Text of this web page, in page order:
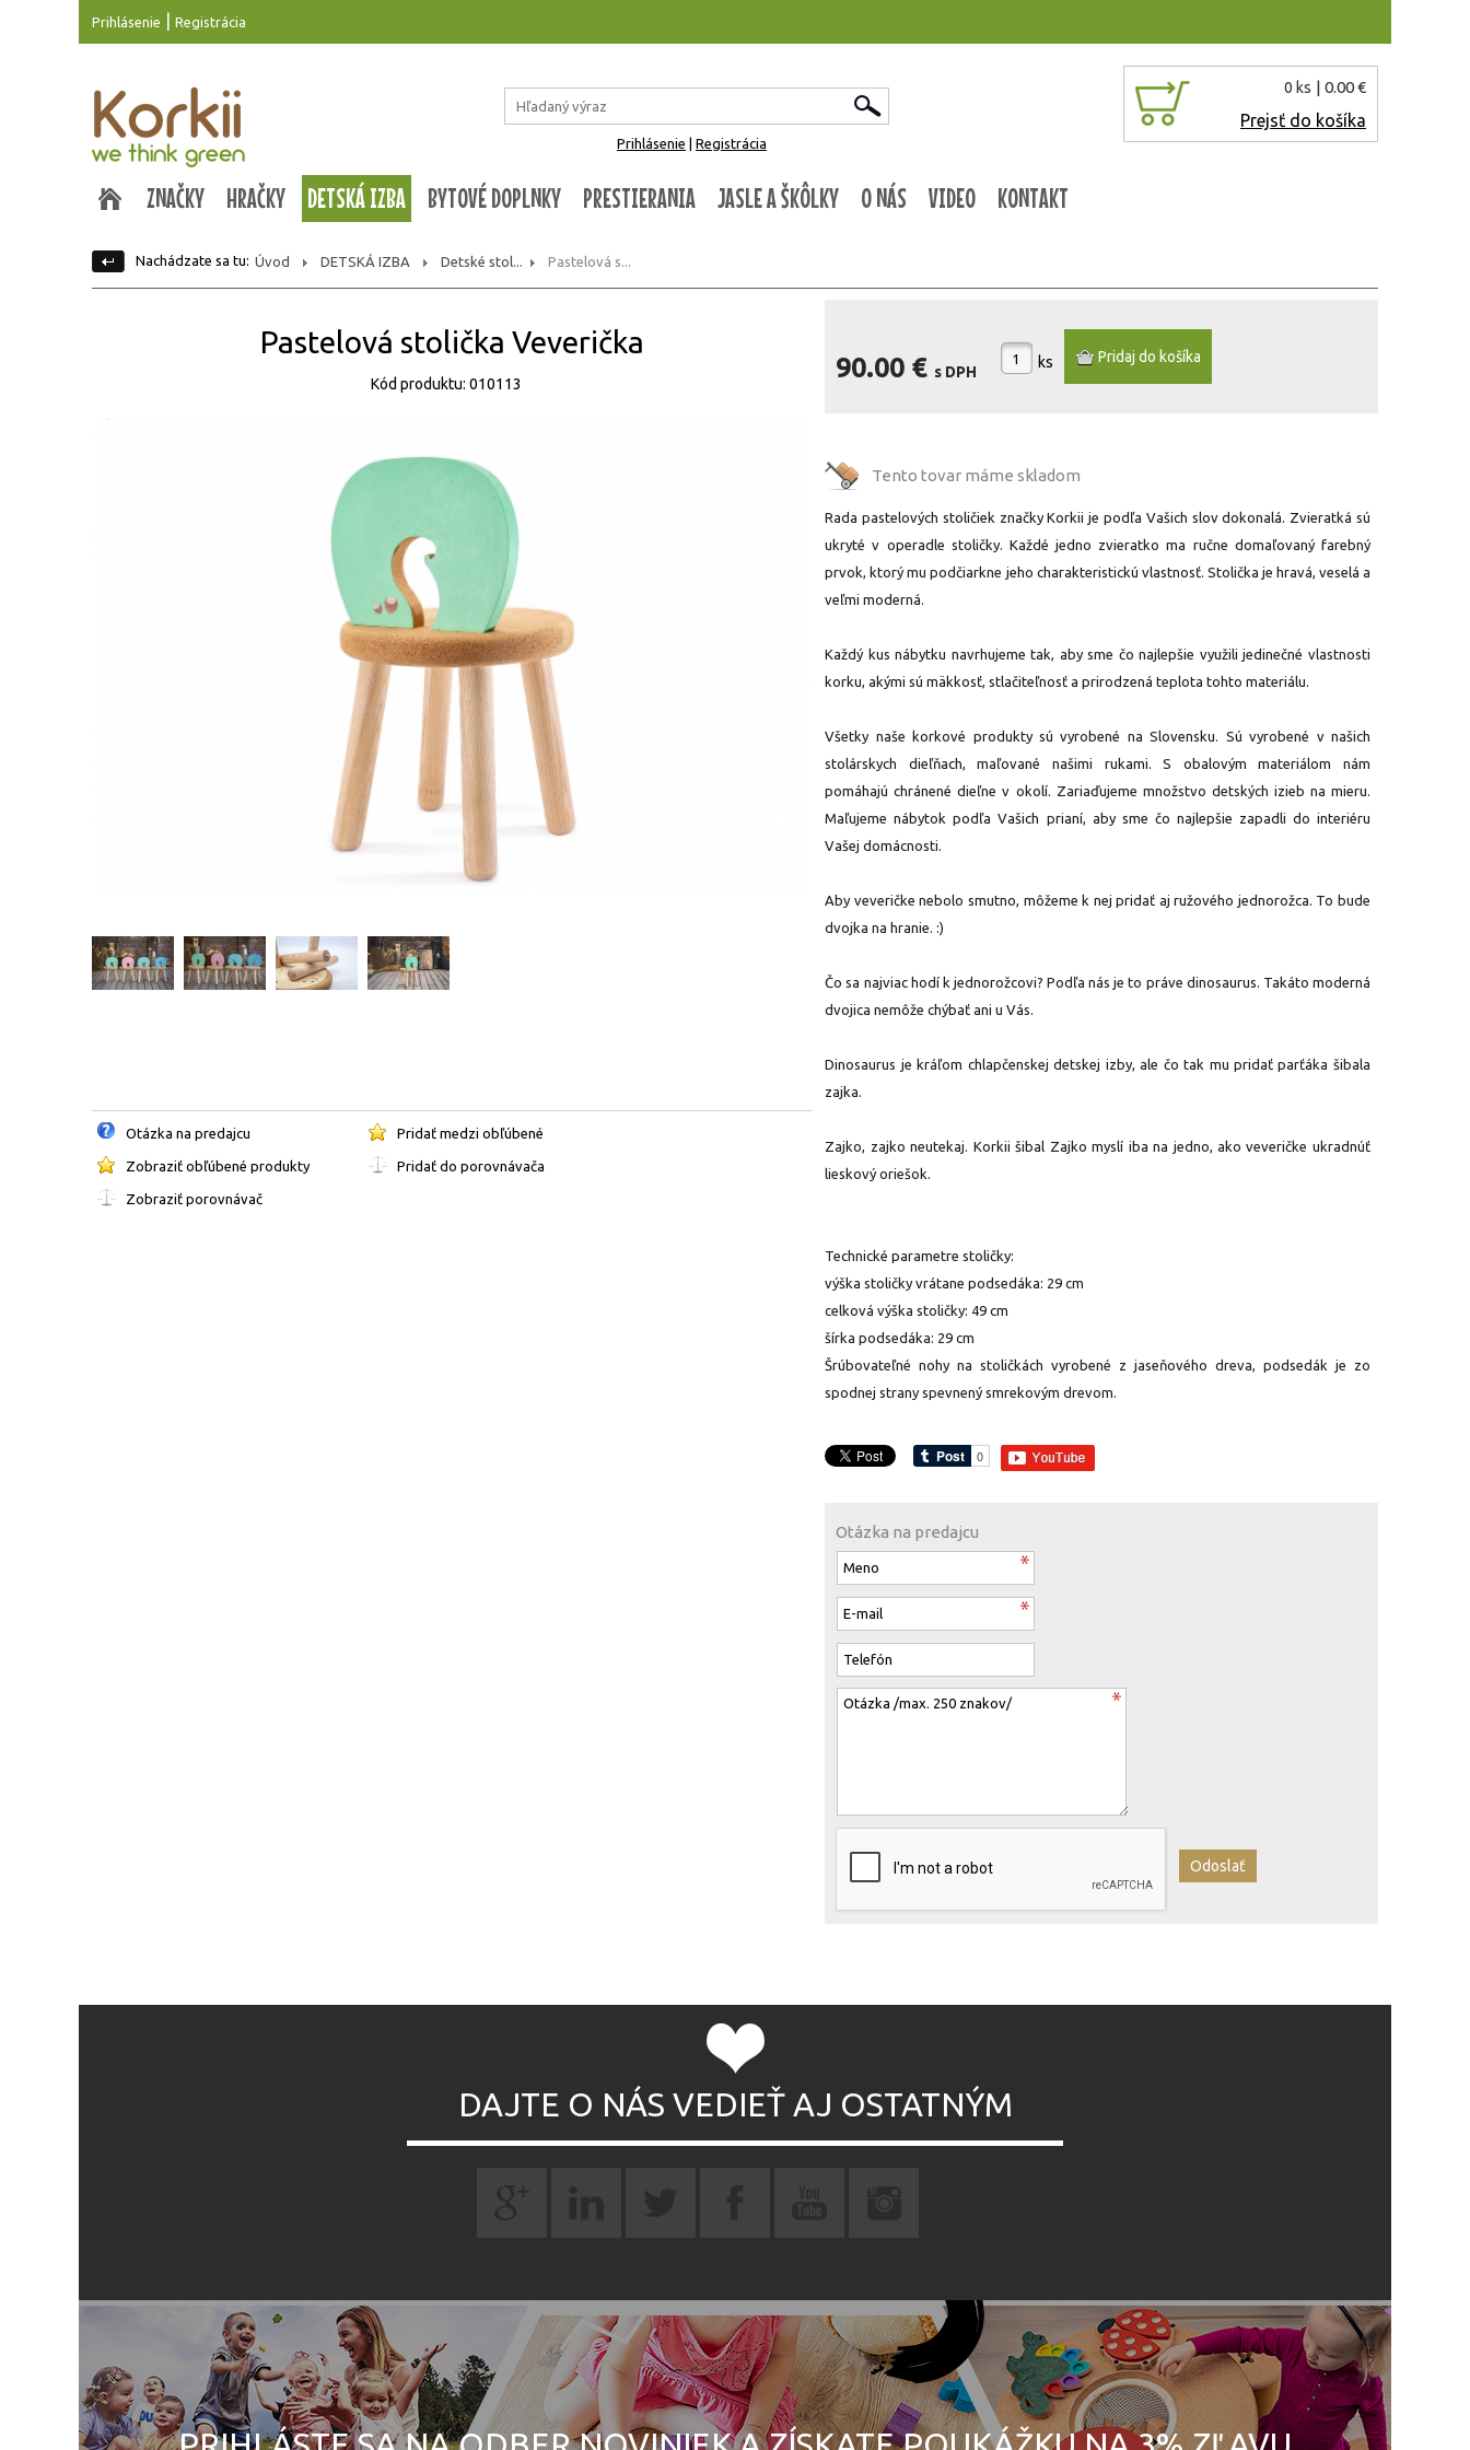
Prihlásenie Registrácia
0 ks | 0.00 €
Prejsť do košíka
Prihlásenie Registrácia
ZNAČKY HRAČKY DETSKÁ IZBA BYTOVÉ DOPLNKY PRESTIERANIA JASLE A ŠKÔLKY O NÁS VIDEO KONTAKT
Nachádzate sa tu: Úvod DETSKÁ IZBA Detské stol... Pastelová s...
Pastelová stolička Veverička
Kód produktu: 010113
Otázka na predajcu Pridať medzi obľúbené
Zobraziť obľúbené produkty Pridať do porovnávača
Zobraziť porovnávač
90.00 € s DPH
ks
Tento tovar mámeskladom
Rada pastelových stoličiek značky Korkii je podľa Vašich slov dokonalá. Zvieratká sú
ukryté v operadle stoličky. Každé jedno zvieratko ma ručne domaľovaný farebný
prvok, ktorý mu podčiarkne jeho charakteristickú vlastnosť. Stolička je hravá, veselá a
veľmi moderná.
Každý kus nábytku navrhujeme tak, aby sme čo najlepšie využili jedinečné vlastnosti
korku, akými sú mäkkosť, stlačiteľnosť a prirodzená teplota tohto materiálu.
Všetky naše korkové produkty sú vyrobené na Slovensku. Sú vyrobené v našich
stolárskych dieľňach, maľované našimi rukami. S obalovým materiálom nám
pomáhajú chránené dieľne v okolí. Zariaďujeme množstvo detských izieb na mieru.
Maľujeme nábytok podľa Vašich prianí, aby sme čo najlepšie zapadli do interiéru
Vašej domácnosti.
Aby veveričke nebolo smutno, môžeme k nej pridať aj ružového jednorožca. To bude
dvojka na hranie. :)
Čo sa najviac hodí k jednorožcovi? Podľa nás je to práve dinosaurus. Takáto moderná
dvojica nemôže chýbať ani u Vás.
Dinosaurus je kráľom chlapčenskej detskej izby, ale čo tak mu pridať parťáka šibala
zajka.
Zajko, zajko neutekaj. Korkii šibal Zajko myslí iba na jedno, ako veveričke ukradnúť
lieskový oriešok.
Technické parametre stoličky:
výška stoličky vrátane podsedáka: 29 cm
celková výška stoličky: 49 cm
šírka podsedáka: 29 cm
Šrúbovateľné nohy na stoličkách vyrobené z jaseňového dreva, podsedák je zo
spodnej strany spevnený smrekovým drevom.
Otázka na predajcu
DAJTE O NÁS VEDIEŤ AJ OSTATNÝM